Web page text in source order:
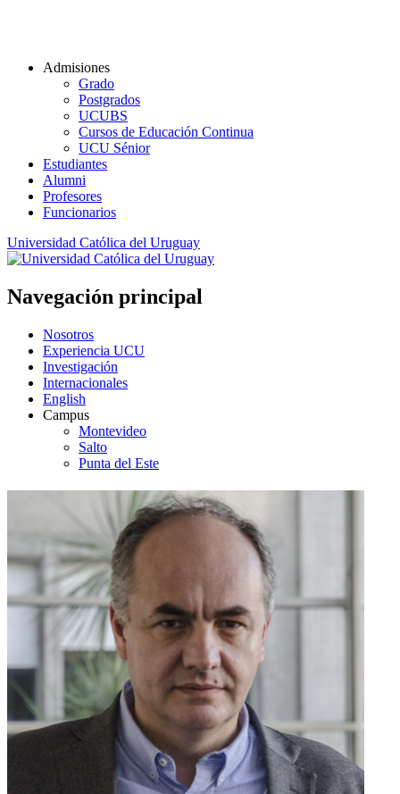
Admisiones
Grado
Postgrados
UCUBS
Cursos de Educación Continua
UCU Sénior
Estudiantes
Alumni
Profesores
Funcionarios
Universidad Católica del Uruguay
Navegación principal
Nosotros
Experiencia UCU
Investigación
Internacionales
English
Campus
Montevideo
Salto
Punta del Este